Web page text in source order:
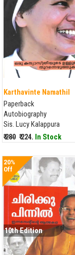
Karthavinte Namathil
Paperback
Autobiography
Sis. Lucy Kalappura
₹ 280 ₹ 224. In Stock
20%
Off
10th Edition